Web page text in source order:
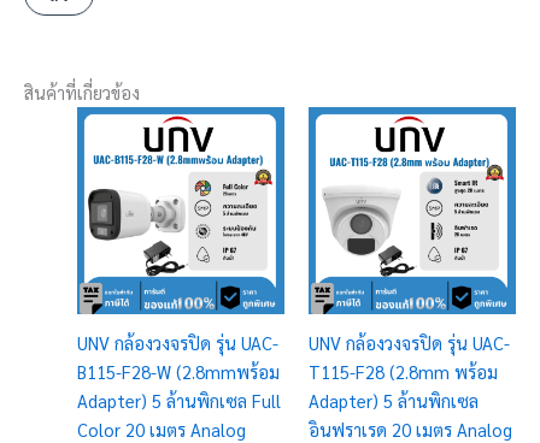
สินค้าที่เกี่ยวข้อง
UNV กล้องวงจรปิด รุ่น UAC-
B115-F28-W (2.8mmพร้อม
Adapter) 5 ล้านพิกเซล Full
Color 20 เมตร Analog
UNV กล้องวงจรปิด รุ่น UAC-
T115-F28 (2.8mm พร้อม
Adapter) 5 ล้านพิกเซล
อินฟราเรด 20 เมตร Analog